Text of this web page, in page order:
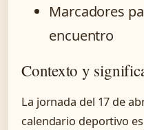
Marcadores
encuentro
Contexto y
La jornada del 17 de
calendario deportivo